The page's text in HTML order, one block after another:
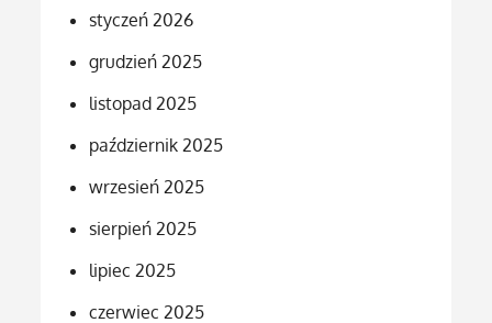
styczeń 2026
grudzień 2025
listopad 2025
październik 2025
wrzesień 2025
sierpień 2025
lipiec 2025
czerwiec 2025